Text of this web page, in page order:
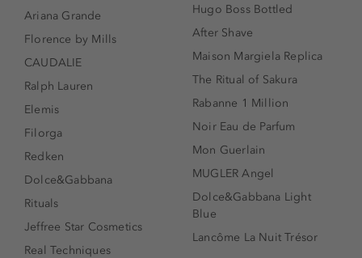
Ariana Grande
Florence by Mills
CAUDALIE
Ralph Lauren
Elemis
Filorga
Redken
Dolce&Gabbana
Rituals
Jeffree Star Cosmetics
Real Techniques
Hugo Boss Bottled
After Shave
Maison Margiela Replica
The Ritual of Sakura
Rabanne 1 Million
Noir Eau de Parfum
Mon Guerlain
MUGLER Angel
Dolce&Gabbana Light
Blue
Lancôme La Nuit Trésor